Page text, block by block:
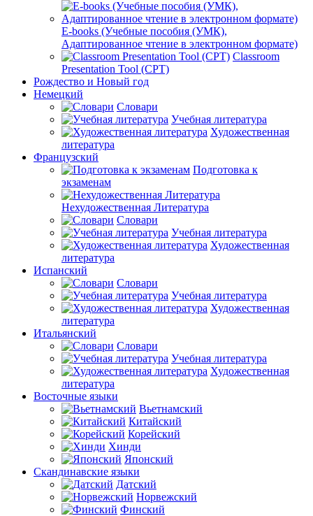
E-books (Учебные пособия (УМК),
Адаптированное чтение в электронном формате)
Classroom
Presentation Tool (CPT)
Рождество и Новый год
Немецкий
Словари
Учебная литература
Художественная
литература
Французский
Подготовка к
экзаменам
Нехудожественная Литература
Словари
Учебная литература
Художественная
литература
Испанский
Словари
Учебная литература
Художественная
литература
Итальянский
Словари
Учебная литература
Художественная
литература
Восточные языки
Вьетнамский
Китайский
Корейский
Хинди
Японский
Скандинавские языки
Датский
Норвежский
Финский